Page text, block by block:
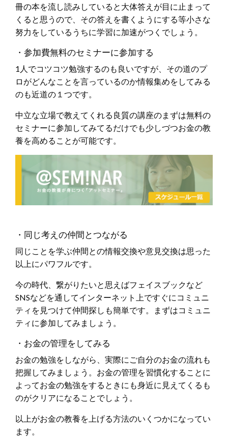
冊の本を流し読みしていると大体答えが目に止まって
くると思うので、その答えを書くようにする等小さな
努力をしているうちに学習に加速がつくでしょう。
・参加費無料のセミナーに参加する
1人でコツコツ勉強するのも良いですが、その道のプ
ロがどんなことを言っているのか情報集めをしてみる
のも近道の１つです。
中立な立場で教えてくれる良質の講座のまずは無料の
セミナーに参加してみてるだけでも少しづつお金の教
養を高めることが可能です。
・同じ考えの仲間とつながる
同じことを学ぶ仲間との情報交換や意見交換は思った
以上にパワフルです。
今の時代、繋がりたいと思えばフェイスブックなど
SNSなどを通してインターネット上ですぐにコミュニ
ティを見つけて仲間探しも簡単です。まずはコミュニ
ティに参加してみましょう。
・お金の管理をしてみる
お金の勉強をしながら、実際にご自分のお金の流れも
把握してみましょう。お金の管理を習慣化することに
よってお金の勉強をするときにも身近に見えてくるも
のがクリアになることでしょう。
以上がお金の教養を上げる方法のいくつかになってい
ます。